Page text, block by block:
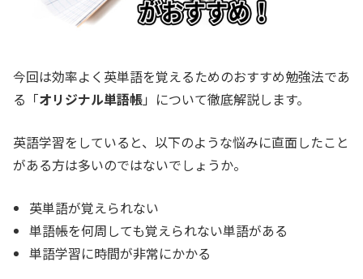
今回は効率よく英単語を覚えるためのおすすめ勉強法であ
る「オリジナル単語帳」について徹底解説します。
英語学習をしていると、以下のような悩みに直面したこと
がある方は多いのではないでしょうか。
英単語が覚えられない
単語帳を何周しても覚えられない単語がある
単語学習に時間が非常にかかる